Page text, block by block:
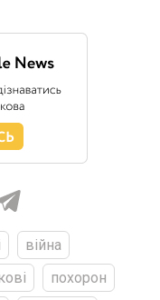
війна
похорон